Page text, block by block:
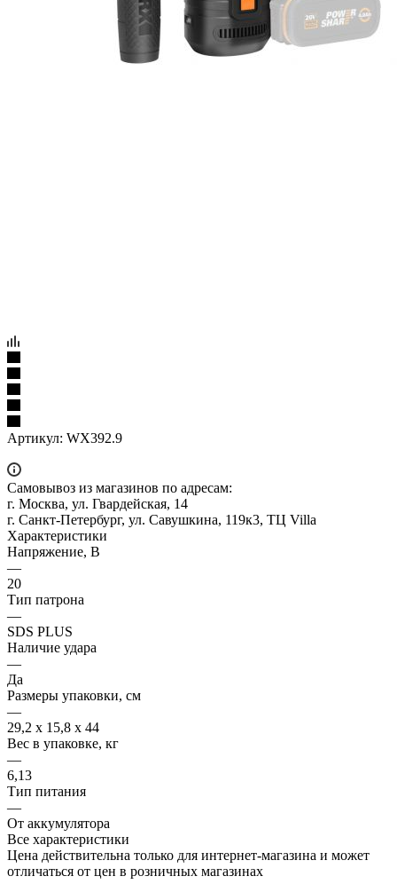
Артикул: WX392.9
Самовывоз из магазинов по адресам:
г. Москва, ул. Гвардейская, 14
г. Санкт-Петербург, ул. Савушкина, 119к3, ТЦ Villa
Характеристики
Напряжение, В
—
20
Тип патрона
—
SDS PLUS
Наличие удара
—
Да
Размеры упаковки, см
—
29,2 х 15,8 х 44
Вес в упаковке, кг
—
6,13
Тип питания
—
От аккумулятора
Все характеристики
Цена действительна только для интернет-магазина и может
отличаться от цен в розничных магазинах